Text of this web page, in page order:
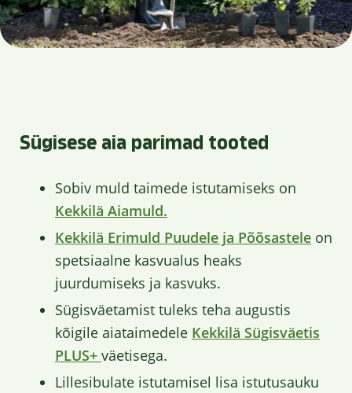
Sügisese aia parimad tooted
Sobiv muld taimede istutamiseks on
Kekkilä Aiamuld.
Kekkilä Erimuld Puudele ja Põõsastele on
spetsiaalne kasvualus heaks
juurdumiseks ja kasvuks.
Sügisväetamist tuleks teha augustis
kõigile aiataimedele Kekkilä Sügisväetis
PLUS+ väetisega.
Lillesibulate istutamisel lisa istutusauku